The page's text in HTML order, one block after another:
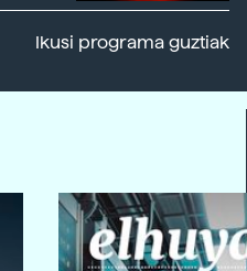
Ikusi programa guztiak